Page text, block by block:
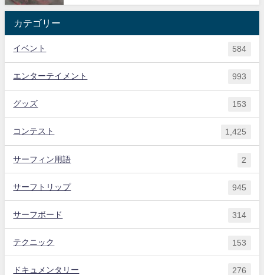
カテゴリー
イベント 584
エンターテイメント 993
グッズ 153
コンテスト 1,425
サーフィン用語 2
サーフトリップ 945
サーフボード 314
テクニック 153
ドキュメンタリー 276